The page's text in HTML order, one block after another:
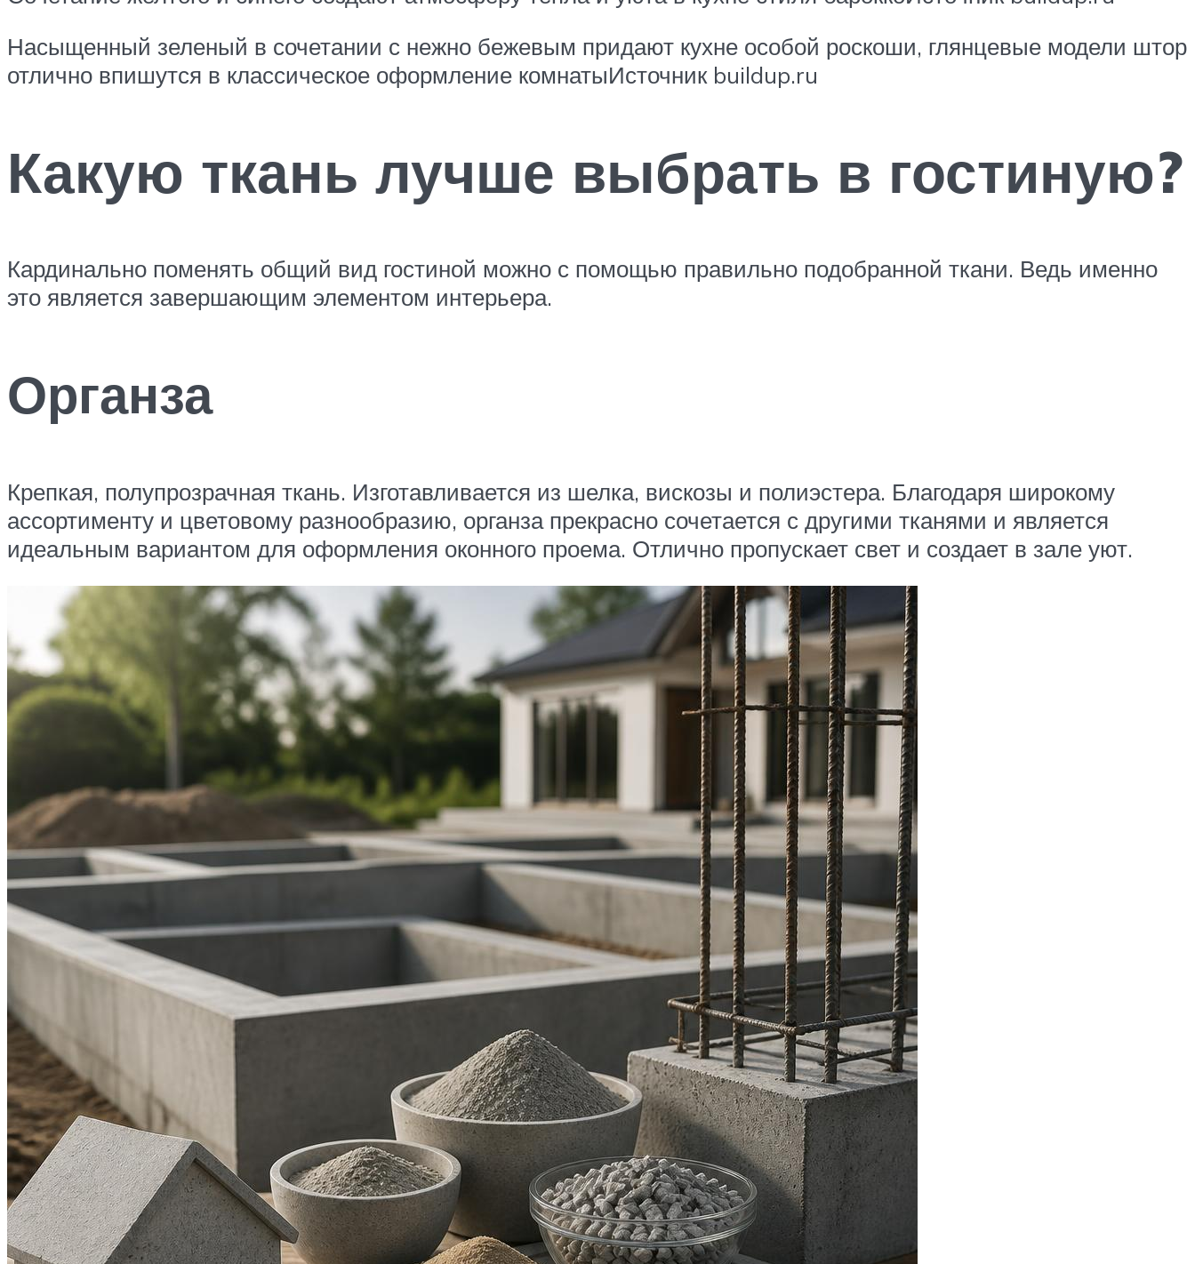
Насыщенный зеленый в сочетании с нежно бежевым придают кухне особой роскоши, глянцевые модели штор
отлично впишутся в классическое оформление комнатыИсточник buildup.ru
Какую ткань лучше выбрать в гостиную?
Кардинально поменять общий вид гостиной можно с помощью правильно подобранной ткани. Ведь именно
это является завершающим элементом интерьера.
Органза
Крепкая, полупрозрачная ткань. Изготавливается из шелка, вискозы и полиэстера. Благодаря широкому
ассортименту и цветовому разнообразию, органза прекрасно сочетается с другими тканями и является
идеальным вариантом для оформления оконного проема. Отлично пропускает свет и создает в зале уют.